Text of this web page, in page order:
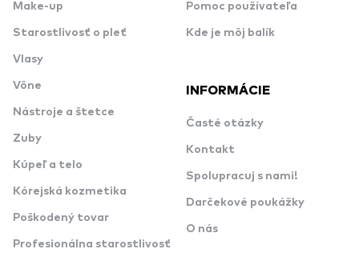
Make-up
Starostlivosť o pleť
Vlasy
Vône
Nástroje a štetce
Zuby
Kúpeľ a telo
Kórejská kozmetika
Poškodený tovar
Profesionálna starostlivosť
Pomoc používateľa
Kde je môj balík
INFORMÁCIE
Časté otázky
Kontakt
Spolupracuj s nami!
Darčekové poukážky
O nás